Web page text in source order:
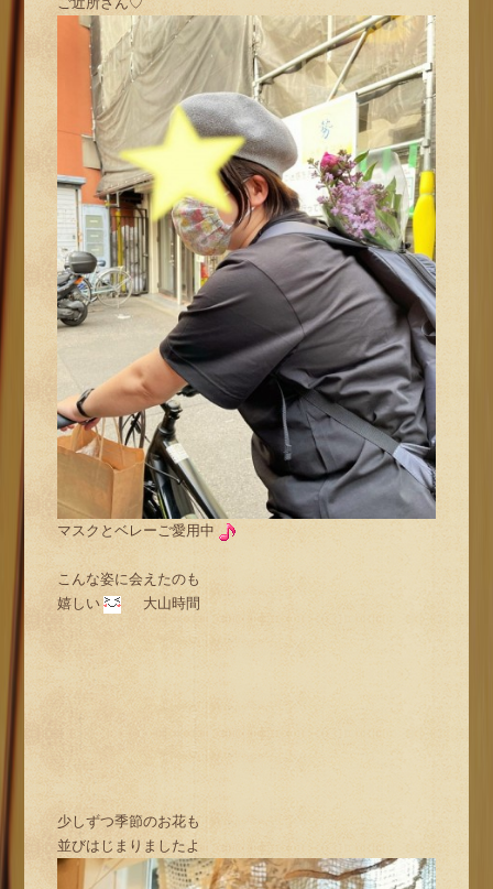
マスクとベレーご愛用中
こんな姿に会えたのも
嬉しい
大山時間
少しずつ季節のお花も
並びはじまりましたよ